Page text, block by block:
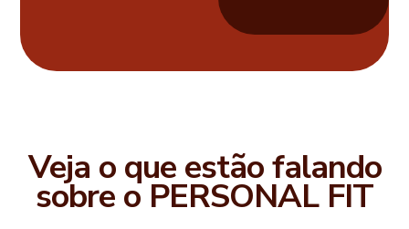
Veja o que estão falando
sobre o PERSONAL FIT